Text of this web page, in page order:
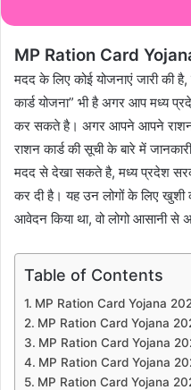
MP Ration Card
मदद के लिए कोई योजनाएं जारी की
कार्ड योजना” भी है अगर आप मध्य
कर सकते है। अगर आपने आपने राशन
राशन कार्ड की सूची के बारे में
मदद से देखा सकते है, मध्य प्रदेश
कर दी है। यह उन लोगों के लिए खुशी
आवेदन किया था, वो लोगो आसानी
Table of Contents
MP Ration Card Yojana
MP Ration Card Yojana
MP Ration Card Yojana
MP Ration Card Yojana
MP Ration Card Yojana